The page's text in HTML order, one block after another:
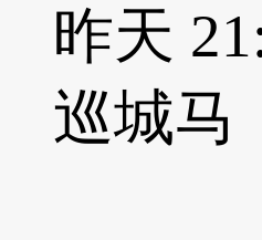
昨天
巡城马